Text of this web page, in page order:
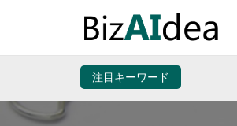
注目キーワード